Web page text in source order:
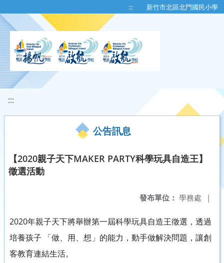
::: 新竹市北區北門國民小學
:::
公告訊息
【2020親子天下MAKER PARTY科學玩具自造王】
徵選活動
發布單位： 學務處 |
2020年親子天下將舉辦第一屆科學玩具自造王徵選，透過
培養孩子 「做、用、想」的能力，動手做解決問題，讓創
客教育連結生活。